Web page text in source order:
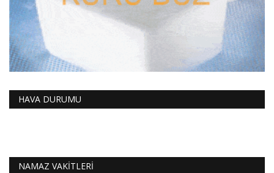
HAVA DURUMU
NAMAZ VAKİTLERİ